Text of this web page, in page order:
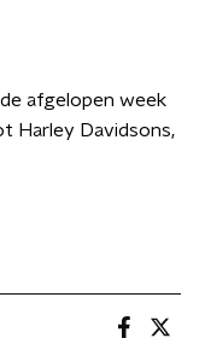
afgelopen week
Harley Davidsons,